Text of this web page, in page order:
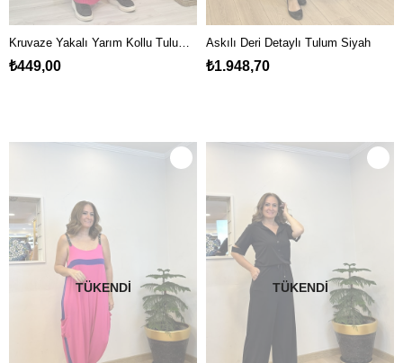
Kruvaze Yakalı Yarım Kollu Tulum Pembe
₺449,00
Askılı Deri Detaylı Tulum Siyah
₺1.948,70
TÜKENDI TÜKENDI